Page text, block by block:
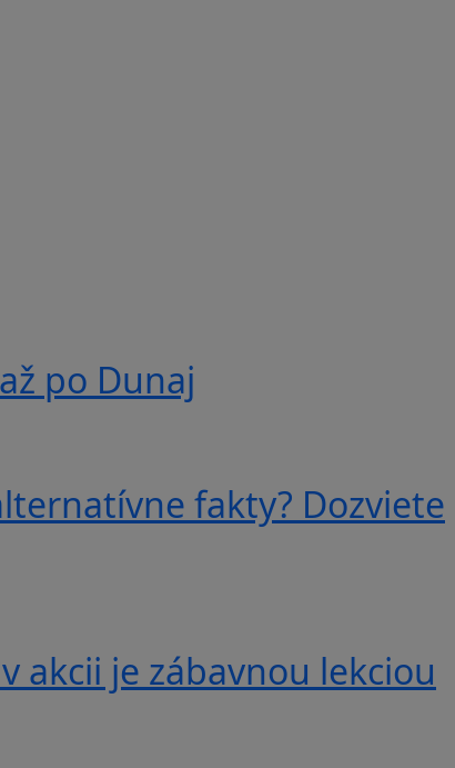
po Dunaj
fakty? Dozviete
akcii je zábavnou lekciou